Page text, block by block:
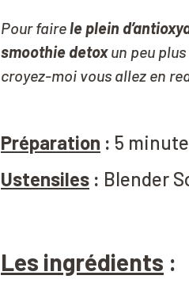
Pour faire le plein
smoothie detoxun peu
croyez-moi vous allez en
Préparation : 5
Ustensiles : Blender
Les ingrédients :